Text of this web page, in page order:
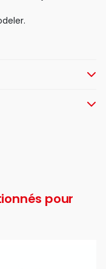
pour